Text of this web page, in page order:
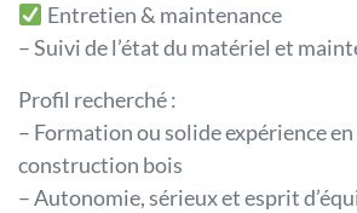
Entretien & maintenance
– Suivi de l’état du matériel et
Profil recherché :
– Formation ou solide expérience
construction bois
– Autonomie, sérieux et esprit